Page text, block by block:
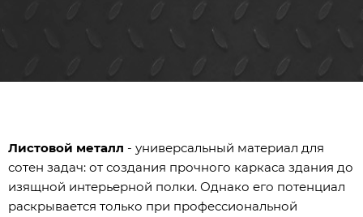
Листовой металл - универсальный материал для
сотен задач: от создания прочного каркаса здания до
изящной интерьерной полки. Однако его потенциал
раскрывается только при профессиональной